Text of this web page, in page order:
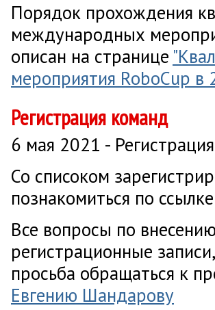
Порядок прохождения
международных
описан на странице
мероприятия RoboCup в
Регистрация команд
6 мая 2021 -
Со списоком
познакомиться по
Все вопросы по
регистрационные
просьба обращаться к
Евгению Шандарову